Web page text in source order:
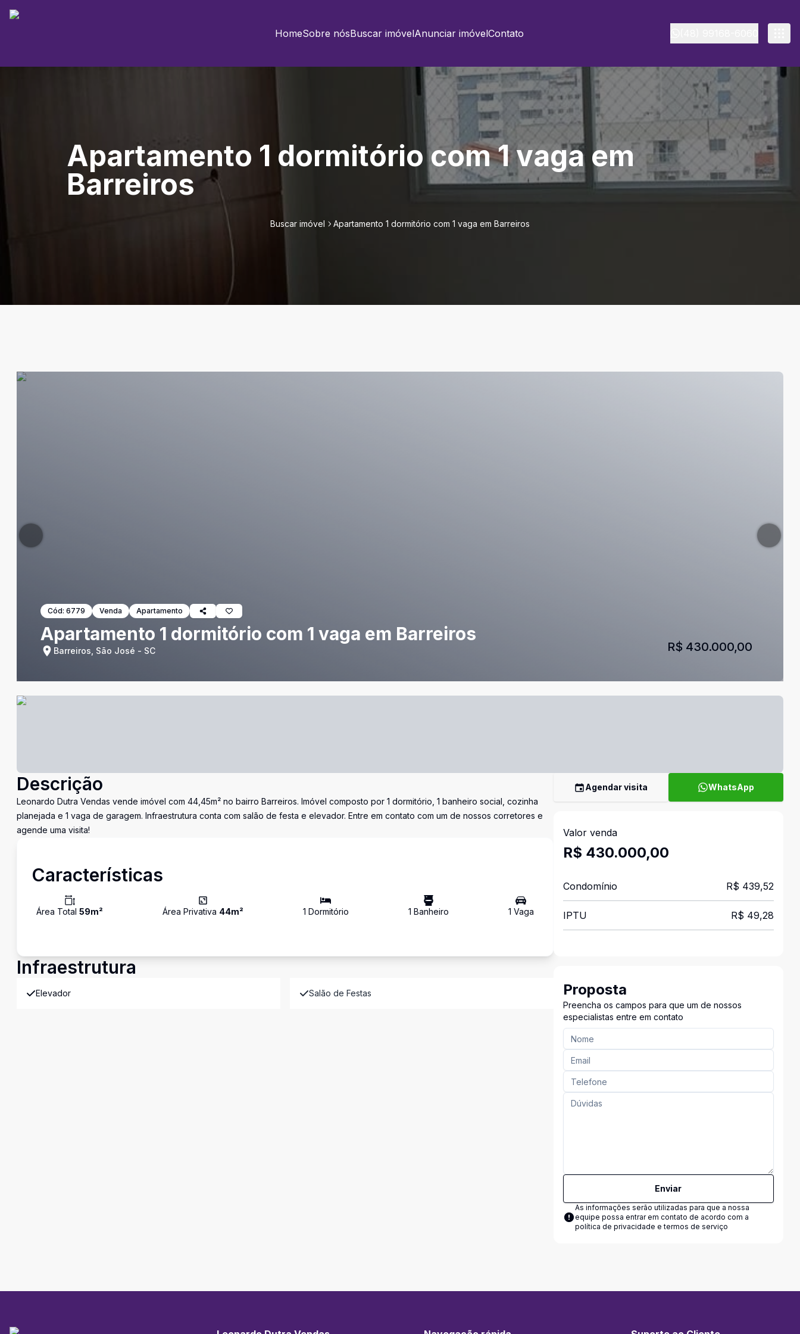
HomeSobre nósBuscar imóvelAnunciar imóvelContato
Apartamento 1 dormitório com 1 vaga em
Barreiros
Buscar imóvel Apartamento 1 dormitório com 1 vaga em Barreiros
Cód: 6779 Venda Apartamento
Apartamento 1 dormitório com 1 vaga em Barreiros
Barreiros, São José - SC R$ 430.000,00
Descrição
Leonardo Dutra Vendas vende imóvel com 44,45m² no bairro Barreiros. Imóvel composto por 1 dormitório, 1 banheiro social, cozinha
planejada e 1 vaga de garagem. Infraestrutura conta com salão de festa e elevador. Entre em contato com um de nossos corretores e
agende uma visita!
Características
Área Total 59m² Área Privativa 44m² 1 Dormitório 1 Banheiro 1 Vaga
Infraestrutura
Elevador Salão de Festas
Agendar visita WhatsApp
Valor venda
R$ 430.000,00
Condomínio R$ 439,52
IPTU R$ 49,28
Proposta
Preencha os campos para que um de nossos
especialistas entre em contato
Enviar
As informações serão utilizadas para que a nossa
equipe possa entrar em contato de acordo com a
política de privacidade e termos de serviço